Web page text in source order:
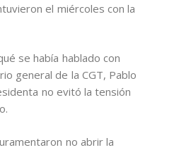
el miércoles con la
se había hablado con
general de la CGT, Pablo
no evitó la tensión
no abrir la